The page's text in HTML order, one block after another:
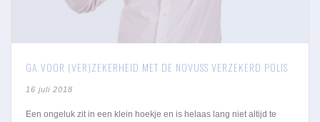
GA VOOR (VER)ZEKERHEID MET DE NOVUSS VERZEKERD POLIS
16 juli 2018
Een ongeluk zit in een klein hoekje en is helaas lang niet altijd te